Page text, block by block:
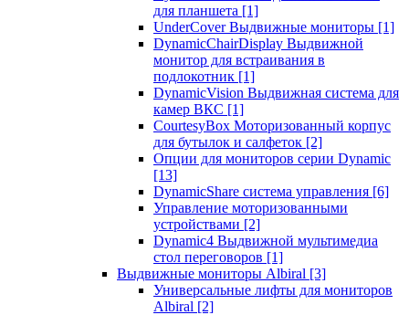
для планшета [1]
UnderCover Выдвижные мониторы [1]
DynamicChairDisplay Выдвижной
монитор для встраивания в
подлокотник [1]
DynamicVision Выдвижная система для
камер ВКС [1]
CourtesyBox Моторизованный корпус
для бутылок и салфеток [2]
Опции для мониторов серии Dynamic
[13]
DynamicShare система управления [6]
Управление моторизованными
устройствами [2]
Dynamic4 Выдвижной мультимедиа
стол переговоров [1]
Выдвижные мониторы Albiral [3]
Универсальные лифты для мониторов
Albiral [2]